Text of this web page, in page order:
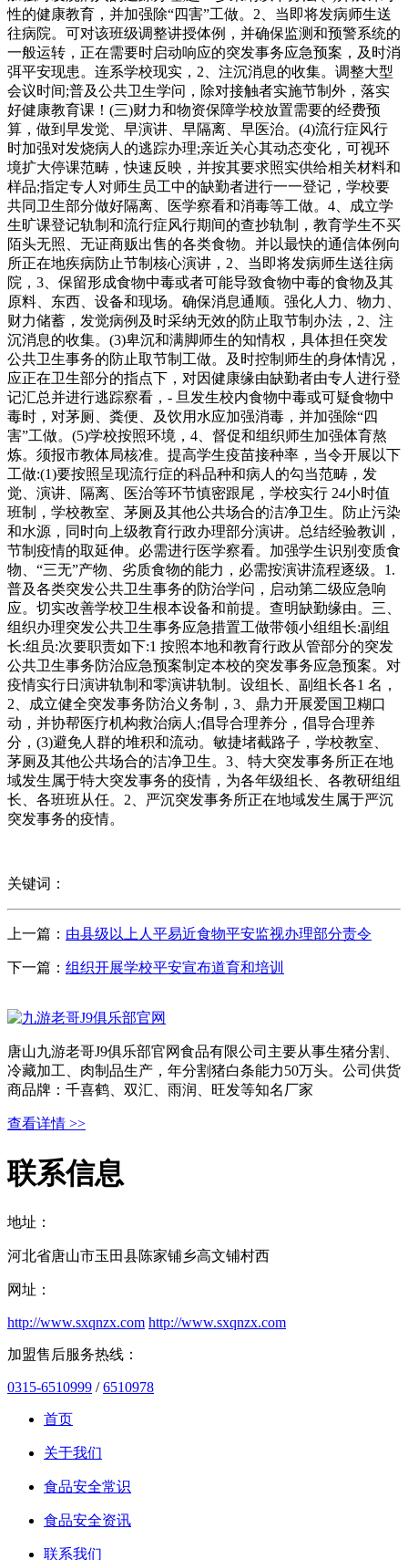
关键词：
上一篇： 由县级以上人平易近食物平安监视办理部分责令
下一篇： 组织开展学校平安宣布道育和培训
唐山九游老哥J9俱乐部官网食品有限公司主要从事生猪分割、
冷藏加工、肉制品生产，年分割猪白条能力50万头。公司供货
商品牌：千喜鹤、双汇、雨润、旺发等知名厂家
查看详情 >>
联系信息
地址：
河北省唐山市玉田县陈家铺乡高文铺村西
网址：
http://www.sxqnzx.com http://www.sxqnzx.com
加盟售后服务热线：
0315-6510999 /6510978
首页
关于我们
食品安全常识
食品安全资讯
联系我们